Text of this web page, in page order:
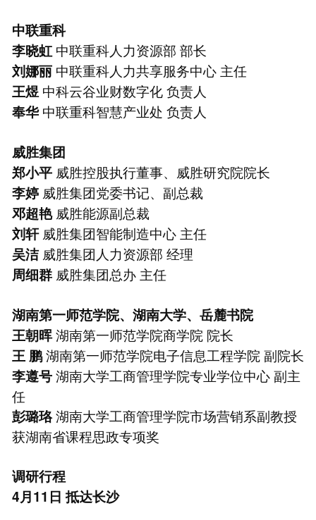
中联重科
李晓虹中联重科人力资源部 部长
刘娜丽 中联重科人力共享服务中心 主任
王煜中科云谷业财数字化 负责人
奉华中联重科智慧产业处 负责人
威胜集团
郑小平 威胜控股执行董事、威胜研究院院长
李婷 威胜集团党委书记、副总裁
邓超艳威胜能源副总裁
刘轩 威胜集团智能制造中心 主任
吴洁 威胜集团人力资源部 经理
周细群 威胜集团总办 主任
湖南第一师范学院、湖南大学、岳麓书院
王朝晖湖南第一师范学院商学院 院长
王 鹏湖南第一师范学院电子信息工程学院 副院长
李遵号湖南大学工商管理学院专业学位中心 副主
任
彭璐珞湖南大学工商管理学院市场营销系副教授
获湖南省课程思政专项奖
调研行程
4月11日 抵达长沙